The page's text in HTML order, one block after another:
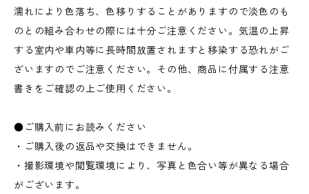
濡れにより色落ち、色移りすることがありますので淡色のも
のとの組み合わせの際には十分ご注意ください。気温の上昇
する室内や車内等に長時間放置されますと移染する恐れがご
ざいますのでご注意ください。その他、商品に付属する注意
書きをご確認の上ご使用ください。
●ご購入前にお読みください
・ご購入後の返品や交換はできません。
・撮影環境や閲覧環境により、写真と色合い等が異なる場合
がございます。